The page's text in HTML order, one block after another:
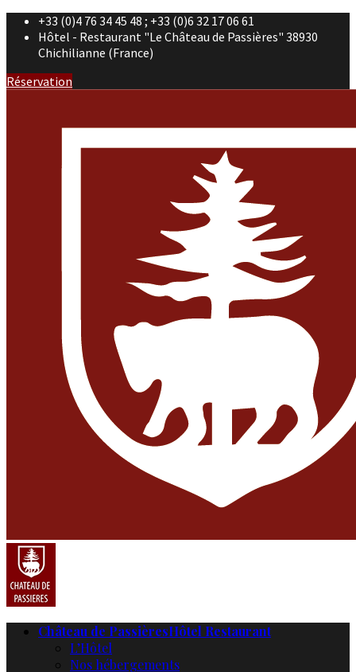
+33 (0)4 76 34 45 48 ; +33 (0)6 32 17 06 61
Hôtel - Restaurant "Le Château de Passières" 38930
Chichilianne (France)
Réservation
Château de PassièresHôtel Restaurant
L’Hôtel
Nos hébergements